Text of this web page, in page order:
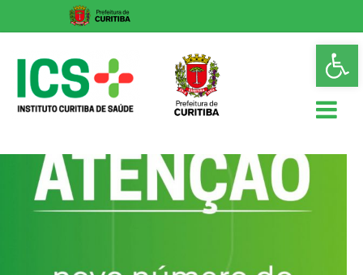
content
ICS
Instituto
Curitiba